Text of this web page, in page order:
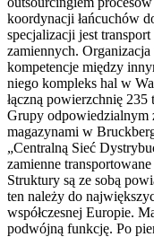
koordynacji łańcuchów
specjalizacji jest
zamiennych. Organizacja
kompetencje między
niego kompleks hal w
łączną powierzchnię
Grupy odpowiedzialnym
magazynami w
„Centralną Sieć
zamienne
Struktury są ze sobą
ten należy do
współczesnej Europie.
podwójną funkcję. Po